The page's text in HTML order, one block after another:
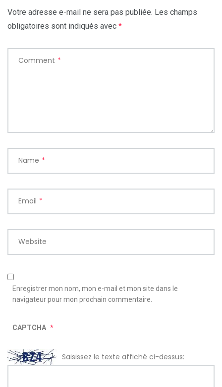
Votre adresse e-mail ne sera pas publiée. Les champs
obligatoires sont indiqués avec *
Comment *
Name *
Email *
Website
Enregistrer mon nom, mon e-mail et mon site dans le
navigateur pour mon prochain commentaire.
CAPTCHA *
Saisissez le texte affiché ci-dessus: